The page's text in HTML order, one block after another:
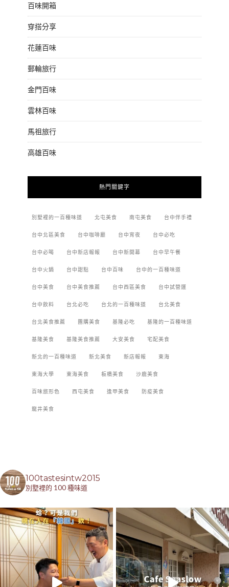
百味開箱
穿搭分享
花蓮百味
郵輪旅行
金門百味
雲林百味
馬祖旅行
高雄百味
熱門關鍵字
別墅裡的一百種味道 北屯美食 南屯美食 台中伴手禮
台中北區美食 台中咖啡廳 台中宵夜 台中必吃
台中必喝 台中新店報報 台中新開幕 台中早午餐
台中火鍋 台中甜點 台中百味 台中的一百種味道
台中美食 台中美食推薦 台中西區美食 台中試營運
台中飲料 台北必吃 台北的一百種味道 台北美食
台北美食推薦 團購美食 基隆必吃 基隆的一百種味道
基隆美食 基隆美食推薦 大安美食 宅配美食
新北的一百種味道 新北美食 新店報報 東海
東海大學 東海美食 板橋美食 沙鹿美食
百味旅形色 西屯美食 逢甲美食 防疫美食
龍井美食
100tastesintw2015
別墅裡的 100 種味道